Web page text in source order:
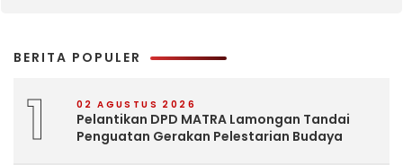
BERITA POPULER
1 02 AGUSTUS 2026
Pelantikan DPD MATRA Lamongan Tandai
Penguatan Gerakan Pelestarian Budaya